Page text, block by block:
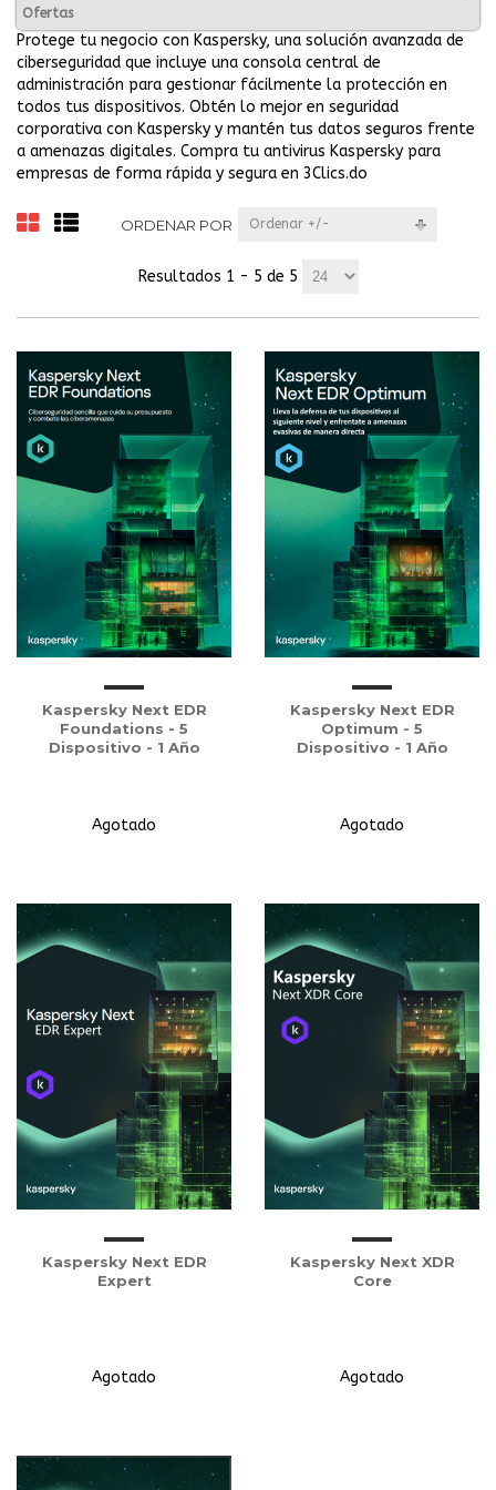
Ofertas
Protege tu negocio con Kaspersky, una solución avanzada de
ciberseguridad que incluye una consola central de
administración para gestionar fácilmente la protección en
todos tus dispositivos. Obtén lo mejor en seguridad
corporativa con Kaspersky y mantén tus datos seguros frente
a amenazas digitales. Compra tu antivirus Kaspersky para
empresas de forma rápida y segura en 3Clics.do
ORDENAR POR Ordenar +/-
Resultados 1 - 5 de 5
Kaspersky Next EDR
Foundations - 5
Dispositivo - 1 Año
Agotado
Kaspersky Next EDR
Optimum - 5
Dispositivo - 1 Año
Agotado
Kaspersky Next EDR
Expert
Agotado
Kaspersky Next XDR
Core
Agotado